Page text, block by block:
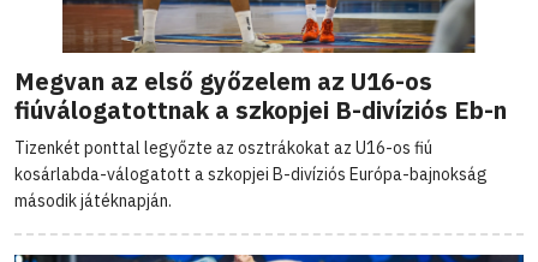
Megvan az első győzelem az U16-os
fiúválogatottnak a szkopjei B-divíziós Eb-n
Tizenkét ponttal legyőzte az osztrákokat az U16-os fiú
kosárlabda-válogatott a szkopjei B-divíziós Európa-bajnokság
második játéknapján.